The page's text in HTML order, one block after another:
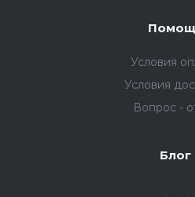
Условия
Условия
Вопрос -
Блог